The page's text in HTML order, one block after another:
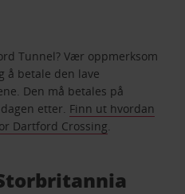
Tunnel? Vær oppmerksom
å betale den lave
Den må betales på
etter. Finn ut hvordan
Dartford Crossing